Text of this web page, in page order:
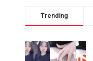
Trending